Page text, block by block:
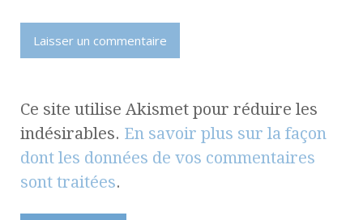
Ce site utilise Akismet pour réduire les
indésirables. En savoir plus sur la façon
dont les données de vos commentaires
sont traitées.